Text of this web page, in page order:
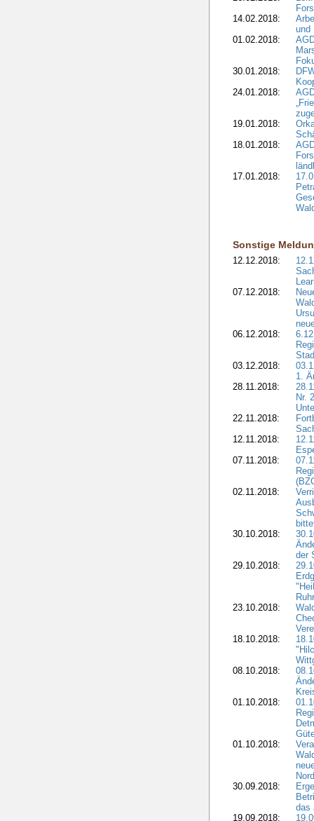
14.02.2018:
und
01.02.2018:
30.01.2018:
24.01.2018:
19.01.2018:
18.01.2018:
17.01.2018:
Sonstige
12.12.2018:
07.12.2018:
06.12.2018:
03.12.2018:
1.
28.11.2018:
Nr.
22.11.2018:
12.11.2018:
07.11.2018:
02.11.2018:
30.10.2018:
der
29.10.2018:
23.10.2018:
18.10.2018:
08.10.2018:
01.10.2018:
01.10.2018:
30.09.2018:
das
19.09.2018: